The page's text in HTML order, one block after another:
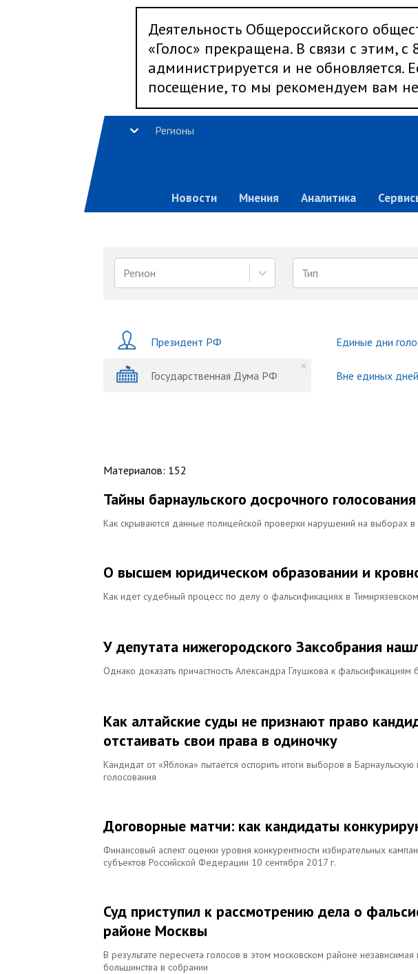
Деятельность Общероссийского
«Голос» прекращена. В связи с этим,
администрируется и не обновляется.
посещение, то мы рекомендуем вам
Регионы
Новости Мнения Аналитика
Регион Тип
Президент РФ
Государственная Дума РФ
Единые дни
Вне единых
Материалов: 152
Тайны барнаульского досрочного голосования
Как скрываются данные полицейской проверки нарушений на выборах
О высшем юридическом образовании и
Как идет судебный процесс по делу о фальсификациях в
У депутата нижегородского Заксобрания
Однако доказать причастность Александра Глушкова к фальсификациям
Как алтайские суды не признают право
отстаивать свои права в одиночку
Кандидат от «Яблока» пытается оспорить итоги выборов в
голосования
Договорные матчи: как кандидаты
Финансовый аспект оценки уровня конкурентности избирательных
субъектов Российской Федерации 10 сентября 2017 г.
Суд приступил к рассмотрению дела о
районе Москвы
В результате пересчета голосов в этом московском районе
большинства в собрании